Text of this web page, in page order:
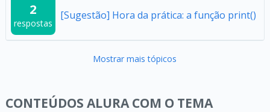
2
respostas
[Sugestão] Hora da prática: a função print()
Mostrar mais tópicos
CONTEÚDOS ALURA COM O TEMA